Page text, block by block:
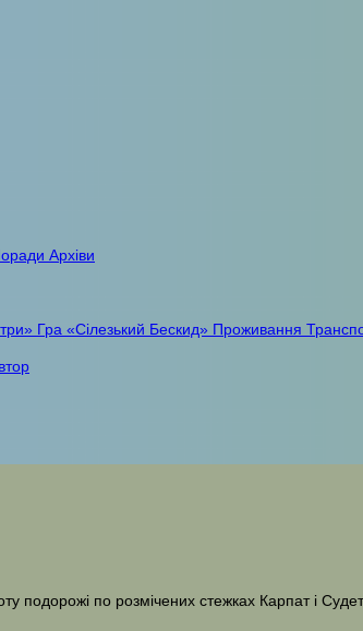
Архіви
Гра «Сілезький Бескид» Проживання
подорожі по розмічених стежках Карпат і